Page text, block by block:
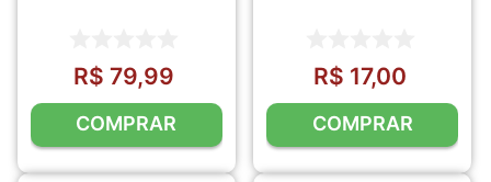
R$ 79,99
COMPRAR
R$ 17,00
COMPRAR